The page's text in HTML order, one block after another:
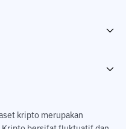
kripto merupakan